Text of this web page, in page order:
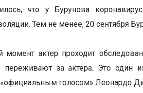
что у Бурунова
Тем не менее, 20 сентября
момент актер проходит
переживают за актера. Это один
«официальным голосом» Леонардо